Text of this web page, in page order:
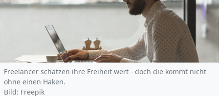
Freelancer schätzen ihre Freiheit wert - doch die kommt nicht
ohne einen Haken.
Bild: Freepik